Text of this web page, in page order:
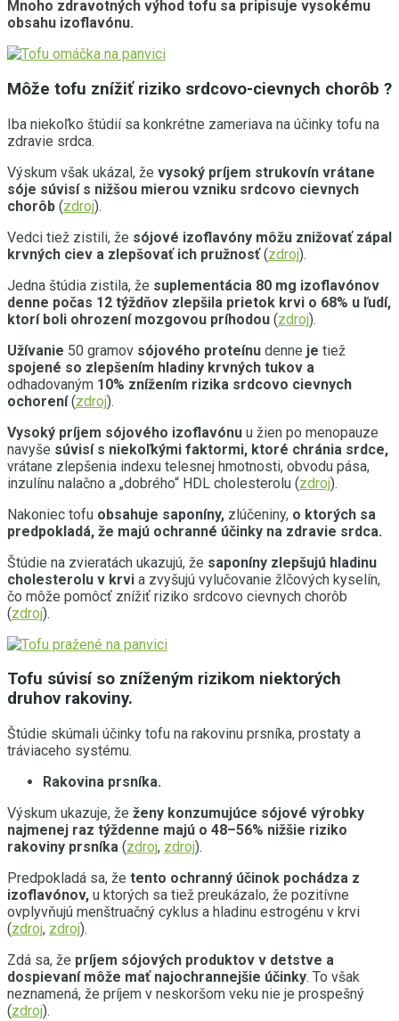
Mnoho zdravotných výhod tofu sa pripisuje vysokému
obsahu izoflavónu.
Môže tofu znížiť riziko srdcovo-cievnych chorôb ?
Iba niekoľko štúdií sa konkrétne zameriava na účinky tofu na
zdravie srdca.
Výskum však ukázal, že vysoký príjem strukovín vrátane
sóje súvisí s nižšou mierou vzniku srdcovo cievnych
chorôb (zdroj).
Vedci tiež zistili, že sójové izoflavóny môžu znižovať zápal
krvných ciev a zlepšovať ich pružnosť(zdroj).
Jedna štúdia zistila, že suplementácia 80 mg izoflavónov
denne počas 12 týždňov zlepšila prietok krvi o 68% u ľudí,
ktorí boli ohrození mozgovou príhodou (zdroj).
Užívanie 50 gramov sójového proteínu denne je tiež
spojené so zlepšením hladiny krvných tukov a
odhadovaným 10% znížením rizika srdcovo cievnych
ochorení(zdroj).
Vysoký príjem sójového izoflavónu u žien po menopauze
navyše súvisí s niekoľkými faktormi, ktoré chránia srdce,
vrátane zlepšenia indexu telesnej hmotnosti, obvodu pása,
inzulínu nalačno a „dobrého“ HDL cholesterolu (zdroj).
Nakoniec tofu obsahuje saponíny, zlúčeniny, o ktorých sa
predpokladá, že majú ochranné účinky na zdravie srdca.
Štúdie na zvieratách ukazujú, že saponíny zlepšujú hladinu
cholesterolu v krvi a zvyšujú vylučovanie žlčových kyselín,
čo môže pomôcť znížiť riziko srdcovo cievnych chorôb
(zdroj).
Tofu súvisí so zníženým rizikom niektorých
druhov rakoviny.
Štúdie skúmali účinky tofu na rakovinu prsníka, prostaty a
tráviaceho systému.
Rakovina prsníka.
Výskum ukazuje, že ženy konzumujúce sójové výrobky
najmenej raz týždenne majú o 48–56% nižšie riziko
rakoviny prsníka (zdroj, zdroj).
Predpokladá sa, že tento ochranný účinok pochádza z
izoflavónov, u ktorých sa tiež preukázalo, že pozitívne
ovplyvňujú menštruačný cyklus a hladinu estrogénu v krvi
(zdroj, zdroj).
Zdá sa, že príjem sójových produktov v detstve a
dospievaní môže mať najochrannejšie účinky. To však
neznamená, že príjem v neskoršom veku nie je prospešný
(zdroj).